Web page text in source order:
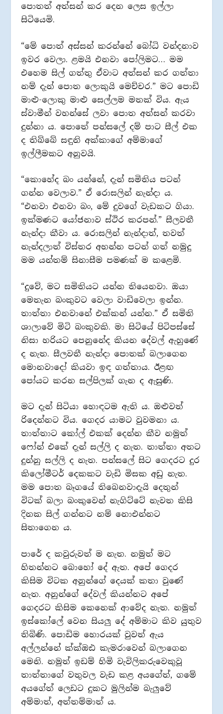
පොතත් අත්සන් කර දෙන ලෙස ඉල්ලා
සිටියෙමි.
“මේ පොත් අස්සන් කරන්නේ බෝධි වන්දනාව
ඉවර වෙලා. ළමයි එනවා පෝලිමට… මම
එහෙම සිල් ගත්තු ඒවාට අත්සන් කර ගත්තා
නම් දැන් පොත ලොකුයි මෙච්චර.” මට පොඩි
මාළු-ලොකු මාළු සෙල්ලම මතක් විය. ඇය
ස්වාමීන් වහන්සේ ලවා පොත අත්සන් කරවා
දුන්නා ය. පොතේ පන්සලේ දම් පාට සීල් එක
ද තිබ්බේ සඳුනි අක්කාගේ අම්මාගේ
ඉල්ලීමකට අනුවයි.
“කොහේද බං යන්නේ, දැන් සමිතිය පටන්
ගන්න වෙලාව.” ඒ රොසලින් නැන්දා ය.
“එනවා එනවා බං, මේ දුවගේ වැඩකට ගියා.
ඉක්මණට යෝජනාව ස්ථිර කරපන්.” සීලවතී
නැන්දා කීවා ය. රොසලින් නැන්දාත්, තවත්
නැන්දලාත් විස්තර අහන්න පටන් ගත් නමුදු
මම යන්තම් සිනාසීම පමණක් ම කළෙමි.
“දුවේ, මට සමිතියට යන්න තියෙනවා. ඔයා
මෙතැන බංකුවට වෙලා වාඩිවෙලා ඉන්න.
තාත්තා එනවානේ එක්කන් යන්න.” ඒ සමිති
ශාලාවේ මිටි බංකුවකි. මා සිටියේ පිටිපස්සේ
නිසා හරියට පෙනුනේද කියන දේවල් ඇහුණේ
ද නැත. සීලවතී නැන්දා පොතක් බලාගෙන
මොනවාදෝ කියවා ඉඳ ගත්තාය. ඊළඟ
පෝයට කරන සල්පිලක් ගැන ද ඇසුණි.
මට දැන් සිටියා හොඳටම ඇති ය. ඔළුවත්
රිදෙන්නට විය. ගෙදර යාමට වුවමනා ය.
තාත්තාට කෝල් එකක් දෙන්න කීව නමුත්
ෆෝන් එකේ දැන් සල්ලි ද නැත. තාත්තා අතට
දුන්නු සල්ලි ද නැත. පන්සලේ සිට ගෙදරට දුර
කිලෝමීටර් දෙකකට වැඩි මිසක අඩු නැත.
මම පොත බෑගයේ තිබෙනවාදැයි දෙතුන්
විටක් බලා බංකුවෙන් නැගිට්ටේ නැවත කිසි
දිනක සිල් ගන්නට නම් නොඑන්නට
සිතාගෙන ය.
පාරේ ද කවුරුවත් ම නැත. නමුත් මට
හිතන්නට බොහෝ දේ ඇත. අපේ ගෙදර
කිසිම විටක අනුන්ගේ දෙයක් කතා වුණේ
නැත. අනුන්ගේ දේවල් කියන්නට අපේ
ගෙදරට කිසිම කෙනෙක් ආවේද නැත. නමුත්
ඉස්කෝලේ වෙන සියලු දේ අම්මාට කිව යුතුව
තිබිණි. පොඩිම හොරයක් වුවත් ඇය
අල්ලන්නේ ක්‍ක්‍ඔඪ කැමරාවෙන් බලාගෙන
මෙනි. නමුත් ඉඩම් හිමි වැවිලිකරුවෙකුවූ
තාත්තාගේ වතුවල වැඩ කළ අයගේත්, ගමේ
අයගේත් ලෙඩට දුකට මුලින්ම බැලුවේ
අම්මාත්, අත්තම්මාත් ය.